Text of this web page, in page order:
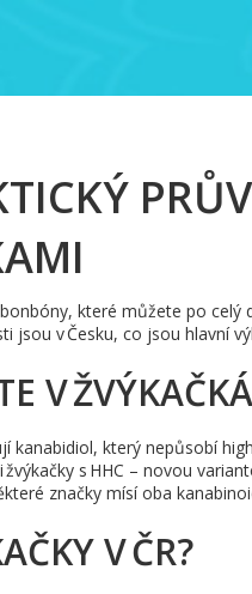
které můžete po celý
v Česku, co jsou hlavní
V
kanabidiol, který nepůsobí
s HHC – novou
značky mísí oba
V ČR?